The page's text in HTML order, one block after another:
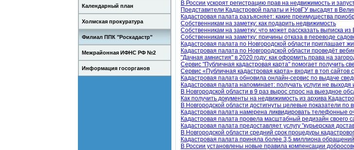
Календарный план
Холмская прокуратура
Филиал ППК "Роскадастр"
Межрайонная ИФНС РФ №2
Информация госорганов
В России ускорят регистрацию прав на недвижимость и
Представители Кадастровой палаты и НовГУ высадят в
Кадастровая палата разъясняет: какие преимущества
Собственникам на заметку: как подарить недвижимость
Собственникам на заметку: что может рассказать выписка
Собственникам на заметку: причины отказа в переводе
Кадастровая палата по Новгородской области приглашает
Кадастровая палата по Новгородской области проведёт
"Дачная амнистия" в 2020 году: как оформить права на
Сервис "Публичная кадастровая карта" помогает получить
Сервис «Публичная кадастровая карта» входит в топ сайтов
Кадастровая палата обновила онлайн-сервис по выдаче
Кадастровая палата напоминает: получать услуги не
В Новгородской области в 9 раз вырос спрос на выездное
Как получить документы на недвижимость из архива
В Новгородской области достигнуты целевые показатели
Кадастровая палата намерена ликвидировать телефонные
Кадастровая палата провела масштабный редизайн своего
Кадастровая палата предоставляет услугу "курьерская
В Новгородской области средний срок процедуры
Кадастровая палата приняла более 3,5 миллиона
В России установлены новые правила компенсации